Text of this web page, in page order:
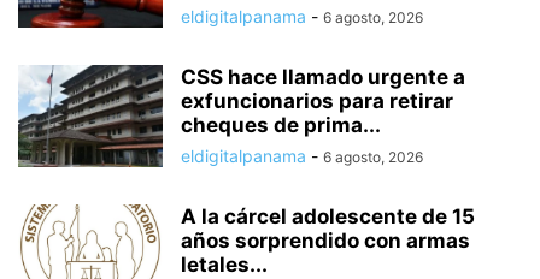
eldigitalpanama - 6 agosto, 2026
CSS hace llamado urgente a
exfuncionarios para retirar
cheques de prima...
eldigitalpanama - 6 agosto, 2026
A la cárcel adolescente de 15
años sorprendido con armas
letales...